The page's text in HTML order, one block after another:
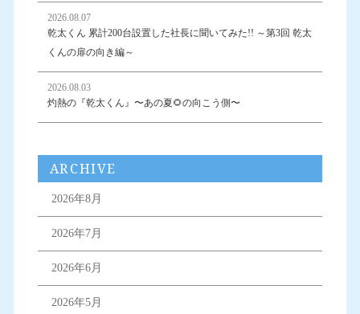
2026.08.07
乾太くん 累計200台設置した社長に聞いてみた!! ～第3回 乾太
くんの扉の向き編～
2026.08.03
灼熱の『乾太くん』〜あの夏🌻の向こう側〜
ARCHIVE
2026年8月
2026年7月
2026年6月
2026年5月